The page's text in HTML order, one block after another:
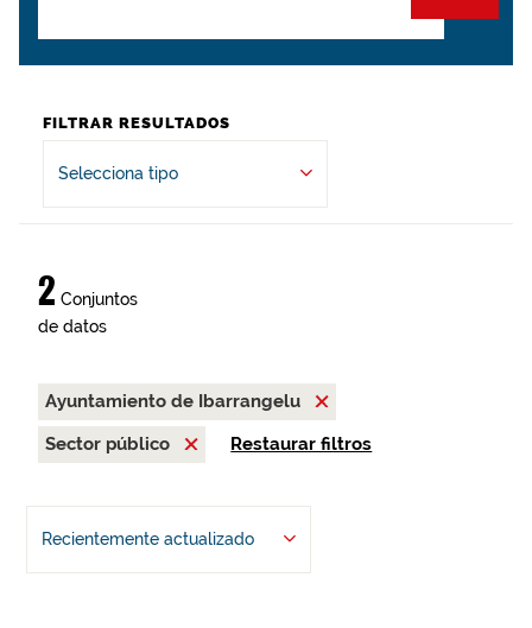
FILTRAR RESULTADOS
Selecciona tipo
2 Conjuntos
de datos
Ayuntamiento de Ibarrangelu
Sector público
Restaurar filtros
Recientemente actualizado